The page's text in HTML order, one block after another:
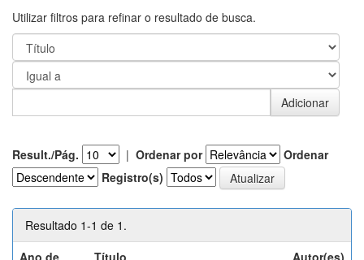
Utilizar filtros para refinar o resultado de busca.
Result./Pág. | Ordenar por
Ordenar
Registro(s)
Resultado 1-1 de 1.
Ano de
Título Autor(es)